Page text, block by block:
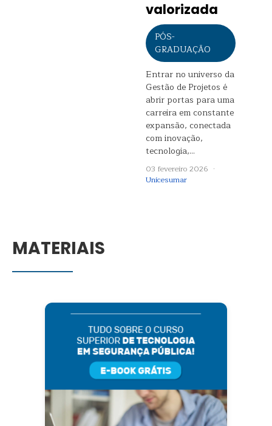
valorizada
PÓS-
GRADUAÇÃO
Entrar no universo da
Gestão de Projetos é
abrir portas para uma
carreira em constante
expansão, conectada
com inovação,
tecnologia,…
03 fevereiro 2026 ·
Unicesumar
MATERIAIS